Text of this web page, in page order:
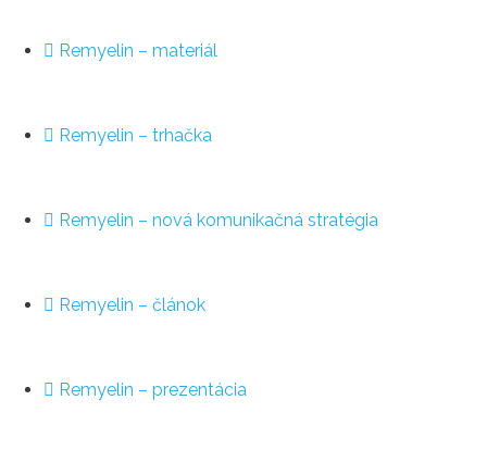
Remyelin – materiál
Remyelin – trhačka
Remyelin – nová komunikačná stratégia
Remyelin – článok
Remyelin – prezentácia